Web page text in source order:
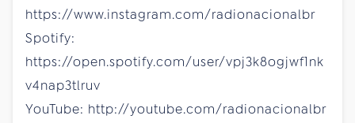
https://www.instagram.com/radionacionalbr
Spotify:
https://open.spotify.com/user/vpj3k8ogjwf1nk
v4nap3tlruv
YouTube: http://youtube.com/radionacionalbr